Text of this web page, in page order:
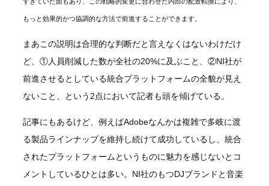
もっと効果的かつ協調的な方法で前進することができます。
まあこの説明は合理的な判断だと言えなくはないわけだけ
ど、①人員削減した数が全社の20%に及ぶこと、②NI社が
前進させるとしている統合プラットフォームの全貌が見え
ないこと、という2点において記者も頭を傾げている。
記事にもあるけど、例えばAdobeなんかは複雑で多岐に渡
る製品ラインナップを維持し続けて成功しているし、統合
されたプラットフォームというものに魅力を感じないとコ
メントしているひとは多い。NI社のもつDJブランドと音楽